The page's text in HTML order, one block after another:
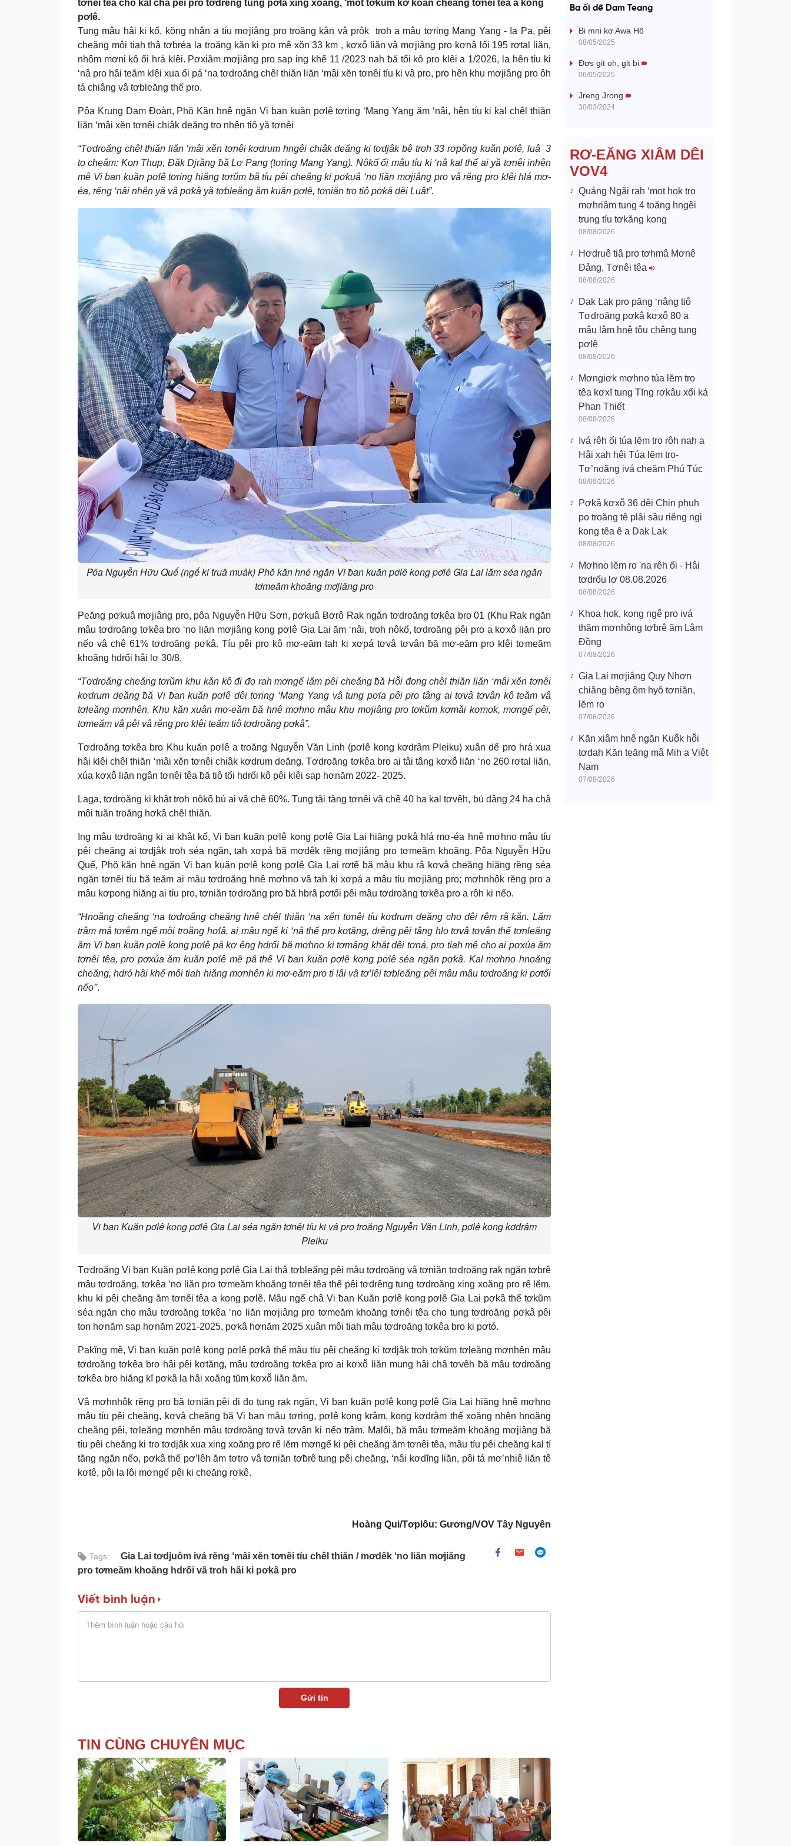
tơnêi têa cho kal châ pêi pro tơdrêng tung pơla xing xoăng, ‘mot tơkŭm kơ koan cheăng tơnêi têa a kong
pơlê.
Tung mâu hâi ki kố, kŏng nhân a tíu mơjiâng pro troăng kân vâ prôk troh a mâu tơring Mang Yang - Ia Pa, pêi
cheăng môi tiah thâ tơbréa la troăng kăn ki pro mê xŏn 33 km , kơxô̆ liăn vâ mơjiâng pro kơnâ lối 195 rơtal liăn,
nhôm mơni kô ối hrá klêi. Pơxiâm mơjiâng pro sap ing khế 11 /2023 nah ƀă tối kô pro klêi a 1/2026, la hên tíu ki
‘nâ pro hâi teăm klêi xua ối pá ‘na tơdroăng chêl thiăn liăn ‘mâi xĕn tơnêi tíu ki vâ pro, pro hên khu mơjiâng pro ôh
tá chiâng vâ tơbleăng thế pro.
Pôa Krung Dam Đoàn, Phŏ Kăn hnê ngăn Vi ƀan kuăn pơlê tơring ‘Mang Yang ăm ‘nâi, hên tíu ki kal chêl thiăn
liăn ‘mâi xĕn tơnêi chiâk deăng tro nhên tiô yă tơnêi
“Tơdroăng chêl thiăn liăn ‘mâi xĕn tơnêi kơdrum hngêi chiâk deăng ki tơdjâk bê troh 33 rơpŏng kuăn pơlê, luâ 3
to cheăm: Kon Thụp, Đăk Djrăng ƀă Lơ Pang (tơring Mang Yang). Nôkố ối mâu tíu ki ‘nâ kal thế ai yă tơnêi inhên
mê Vi ƀan kuăn pơlê tơring hiăng tơrŭm ƀă tíu pêi cheăng ki pơkuâ ‘no liăn mơjiâng pro vâ rĕng pro klêi hlá mơ-
éa, rĕng ‘nâi nhên yă vâ pơkâ yă tơbleăng ăm kuăn pơlê, tơniăn tro tiô pơkâ dêi Luât”.
Pôa Nguyễn Hữu Quế (ngế ki truâ muâk) Phŏ kăn hnê ngăn Vi ƀan kuăn pơlê kong pơlê Gia Lai lăm séa ngăn
tơmeăm khoăng mơjiâng pro
Peăng pơkuâ mơjiâng pro, pôa Nguyễn Hữu Sơn, pơkuâ Ƀơrô Rak ngăn tơdroăng tơkêa bro 01 (Khu Rak ngăn
mâu tơdroăng tơkêa bro ‘no liăn mơjiâng kong pơlê Gia Lai ăm ‘nâi, troh nôkố, tơdroăng pêi pro a kơxô̆ liăn pro
nếo vâ chê 61% tơdroăng pơkâ. Tíu pêi pro kô mơ-eăm tah ki xơpá tơvâ tơvân ƀă mơ-eăm pro klêi tơmeăm
khoăng hdrối hâi lơ 30/8.
“Tơdroăng cheăng tơrŭm khu kăn kô đi đo rah mơngế lăm pêi cheăng ƀă Hô̆i đong chêl thiăn liăn ‘mâi xĕn tơnêi
kơdrum deăng ƀă Vi ƀan kuăn pơlê dêi tơring ‘Mang Yang vâ tung pơla pêi pro tâng ai tơvâ tơvân kô teăm vâ
tơleăng mơnhên. Khu kăn xuân mơ-eăm ƀă hnê mơhno mâu khu mơjiâng pro tơkŭm kơmăi kơmok, mơngế pêi,
tơmeăm vâ pêi vâ rĕng pro klêi teăm tiô tơdroăng pơkâ”.
Tơdroăng tơkêa bro Khu kuăn pơlê a troăng Nguyễn Văn Linh (pơlê kong kơdrâm Pleiku) xuân dế pro hrá xua
hâi klêi chêl thiăn ‘mâi xĕn tơnêi chiâk kơdrum deăng. Tơdroăng tơkêa bro ai tâi tâng kơxô̆ liăn ‘no 260 rơtal liăn,
xúa kơxô̆ liăn ngân tơnêi têa ƀă tiô tối hdrối kô pêi klêi sap hơnăm 2022- 2025.
Laga, tơdroăng ki khât troh nôkố bú ai vâ chê 60%. Tung tâi tâng tơnêi vâ chê 40 ha kal tơvêh, bú dâng 24 ha châ
môi tuăn troăng hơkâ chêl thiăn.
Ing mâu tơdroăng ki ai khât kố, Vi ƀan kuăn pơlê kong pơlê Gia Lai hiăng pơkâ hlá mơ-éa hnê mơhno mâu tíu
pêi cheăng ai tơdjâk troh séa ngăn, tah xơpá ƀă mơdêk rĕng mơjiâng pro tơmeăm khoăng. Pôa Nguyễn Hữu
Quế, Phŏ kăn hnê ngăn Vi ƀan kuăn pơlê kong pơlê Gia Lai rơtế ƀă mâu khu râ kơvâ cheăng hiăng rĕng séa
ngăn tơnêi tíu ƀă teăm ai mâu tơdroăng hnê mơhno vâ tah ki xơpá a mâu tíu mơjiâng pro; mơhnhôk rĕng pro a
mâu kơpong hiăng ai tíu pro, tơniăn tơdroăng pro ƀă hbrâ pơtối pêi mâu tơdroăng tơkêa pro a rôh ki nếo.
“Hnoăng cheăng ‘na tơdroăng cheăng hnê chêl thiăn ‘na xĕn tơnêi tíu kơdrum deăng cho dêi rêm râ kăn. Lăm
trâm mâ tơrêm ngế môi troăng hơlâ, ai mâu ngế ki ‘nâ thế pro kơtăng, drêng pêi tâng hlo tơvâ tơvân thế tơnleăng
ăm Vi ƀan kuăn pơlê kong pơlê pâ kơ êng hdrối ƀă mơhno ki tơmâng khât dêi tơná, pro tiah mê cho ai pơxúa ăm
tơnêi têa, pro pơxúa ăm kuăn pơlê mê pâ thế Vi ƀan kuăn pơlê kong pơlê séa ngăn pơkâ. Kal mơhno hnoăng
cheăng, hdró hâi khế môi tiah hiăng mơnhên ki mơ-eăm pro ti lâi vâ tơ’lêi tơbleăng pêi mâu mâu tơdroăng ki pơtối
nếo’’.
Vi ƀan Kuăn pơlê kong pơlê Gia Lai séa ngăn tơnêi tíu ki vâ pro troăng Nguyễn Văn Linh, pơlê kong kơdrâm
Pleiku
Tơdroăng Vi ƀan Kuăn pơlê kong pơlê Gia Lai thâ tơbleăng pêi mâu tơdroăng vâ tơniăn tơdroăng rak ngăn tơbrê
mâu tơdroăng, tơkêa ‘no liăn pro tơmeăm khoăng tơnêi têa thế pêi tơdrêng tung tơdroăng xing xoăng pro rế lĕm,
khu ki pêi cheăng ăm tơnêi têa a kong pơlê. Mâu ngế châ Vi ƀan Kuăn pơlê kong pơlê Gia Lai pơkâ thế tơkŭm
séa ngăn cho mâu tơdroăng tơkêa ‘no liăn mơjiâng pro tơmeăm khoăng tơnêi têa cho tung tơdroăng pơkâ pêi
ton hơnăm sap hơnăm 2021-2025, pơkâ hơnăm 2025 xuân môi tiah mâu tơdroăng tơkêa bro ki pơtó.
Pakĭng mê, Vi ƀan kuăn pơlê kong pơlê pơkâ thế mâu tíu pêi cheăng ki tơdjâk troh tơkŭm tơleăng mơnhên mâu
tơdroăng tơkêa bro hâi pêi kơtăng, mâu tơdroăng tơkêa pro ai kơxô̆ liăn mung hâi châ tơvêh ƀă mâu tơdroăng
tơkêa bro hiăng kĭ pơkâ la hâi xoăng tŭm kơxô̆ liăn ăm.
Vâ mơhnhôk rĕng pro ƀă tơniăn pêi đi đo tung rak ngăn, Vi ƀan kuăn pơlê kong pơlê Gia Lai hiăng hnê mơhno
mâu tíu pêi cheăng, kơvâ cheăng ƀă Vi ƀan mâu tơring, pơlê kong krâm, kong kơdrâm thế xoăng nhên hnoăng
cheăng pêi, tơleăng mơnhên mâu tơdroăng tơvâ tơvân ki nếo trâm. Malối, ƀă mâu tơmeăm khoăng mơjiâng ƀă
tíu pêi cheăng ki tro tơdjâk xua xing xoăng pro rế lĕm mơngế ki pêi cheăng ăm tơnêi têa, mâu tíu pêi cheăng kal tí
tăng ngăn nếo, pơkâ thế pơ’lêh ăm tơtro vâ tơniăn tơƀrê tung pêi cheăng, ‘nâi kơdĭng liăn, pôi tá mơ’nhiê liăn tê
kơtê, pôi la lôi mơngế pêi ki cheăng rơkê.
Hoàng Qui/Tơplôu: Gương/VOV Tây Nguyên
Tags: Gia Lai tơdjuôm ivá rĕng ‘mâi xĕn tơnêi tíu chêl thiăn
mơdêk ‘no liăn mơjiăng
pro tơmeăm khoăng hdrối vâ troh hâi ki pơkâ pro
Viết bình luận
TIN CÙNG CHUYÊN MỤC
a
y
V
o
Ba ối dê̆ Dam Teang
Bi mni kơ Awa Hô
08/05/2025
Đơs git oh, git bi
06/05/2025
Jreng Jrong
30/03/2024
RƠ-EĂNG XIÂM DÊI
VOV4
Quảng Ngãi rah ‘mot hok tro
mơhriâm tung 4 toăng hngêi
trung tíu tơkăng kong
08/08/2026
Hơdruê tiâ pro tơhmâ Mơnê
Đảng, Tơnêi têa
08/08/2026
Dak Lak pro păng ‘nâng tiô
Tơdroăng pơkâ kơxô̆ 80 a
mâu lâm hnê tôu chêng tung
pơlê
08/08/2026
Mơngiơk mơhno túa lĕm tro
têa kơxĭ tung Tĭng rơkâu xối ká
Phan Thiết
08/08/2026
Ivá rêh ối túa lĕm tro rôh nah a
Hâi xah hêi Túa lĕm tro-
Tơ’noăng ivá cheăm Phú Túc
08/08/2026
Pơkâ kơxô̆ 36 dêi Chin phuh
po troăng tê plâi sầu riêng ngi
kong têa ê a Dak Lak
08/08/2026
Mơhno lĕm ro 'na rêh ối - Hâi
tơdrốu lơ 08.08.2026
08/08/2026
Khoa hok, kong ngê̆ pro ivá
thăm mơnhông tơƀrê ăm Lâm
Đồng
07/08/2026
Gia Lai mơjiâng Quy Nhơn
chiâng bêng ôm hyô tơniăn,
lĕm ro
07/08/2026
Kăn xiâm hnê ngăn Kuô̆k hô̆i
tơdah Kăn teăng mâ Mih a Việt
Nam
07/08/2026